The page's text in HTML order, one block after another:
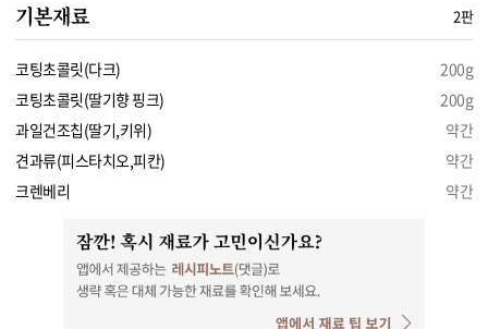
기본재료 2판
코팅초콜릿(다크)
200g
코팅초콜릿(딸기향 핑크)
200g
과일건조칩(딸기,키위)
약간
견과류(피스타치오,피칸)
약간
크렌베리
약간